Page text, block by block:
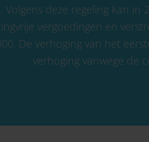
deze regeling kan in
vergoedingen en
De verhoging van het
verhoging vanwege de